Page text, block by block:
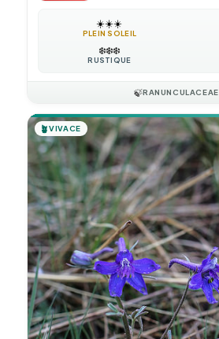
☀️☀️☀️
PLEIN SOLEIL
❄️❄️❄️
RUSTIQUE
🍃RANUNCULACEAE
🪴VIVACE